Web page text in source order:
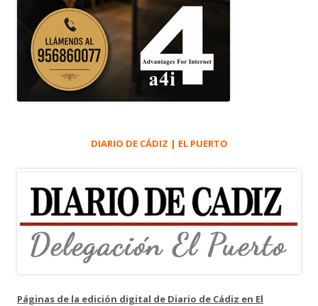
DIARIO DE CÁDIZ | EL PUERTO
Páginas de la edición digital de Diario de Cádiz en El